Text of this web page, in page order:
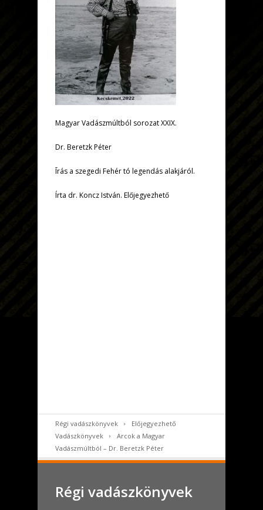
Magyar Vadászmúltból sorozat XXIX.
Dr. Beretzk Péter
Īrás a szegedi Fehér tó legendás alakjáról.
Írta dr. Koncz István. Előjegyezhető
Régi vadászkönyvek
Előjegyezhető
Vadászkönyvek
Arcok a Magyar
Vadászmúltból – Dr. Beretzk Péter
Régi vadászkönyvek